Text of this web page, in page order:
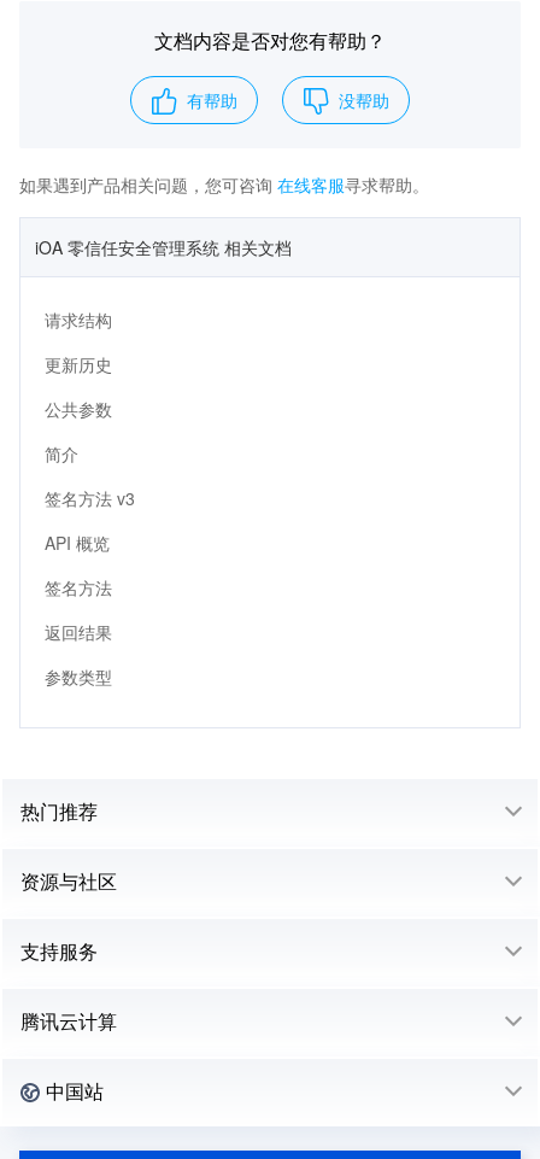
文档内容是否对您有帮助？
有帮助 没帮助
如果遇到产品相关问题，您可咨询 在线客服寻求帮助。
iOA 零信任安全管理系统 相关文档
请求结构
更新历史
公共参数
简介
签名方法 v3
API 概览
签名方法
返回结果
参数类型
热门推荐
资源与社区
支持服务
腾讯云计算
中国站